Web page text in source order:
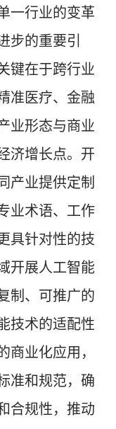
一行业的变革
步的重要引
键在于跨行业
准医疗、金融
业形态与商业
济增长点。开
产业提供定制
业术语、工作
具针对性的技
开展人工智能
制、可推广的
技术的适配性
商业化应用，
准和规范，确
合规性，推动